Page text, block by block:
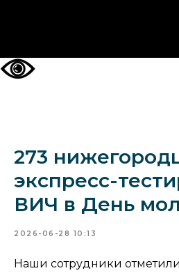
273
экспресс-
ВИЧ в День
2026-06-28 10:13
Наши сотрудники